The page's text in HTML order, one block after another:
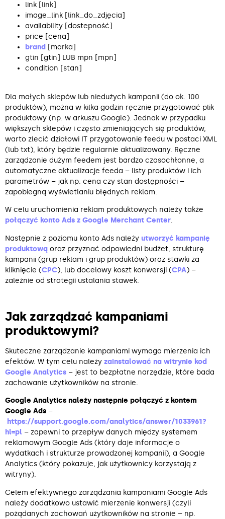
link [link]
image_link [link_do_zdjęcia]
availability [dostepność]
price [cena]
brand [marka]
gtin [gtin] LUB mpn [mpn]
condition [stan]
Dla małych sklepów lub niedużych kampanii (do ok. 100
produktów), można w kilka godzin ręcznie przygotować plik
produktowy (np. w arkuszu Google). Jednak w przypadku
większych sklepów i często zmieniających się produktów,
warto zlecić działowi IT przygotowanie feedu w postaci XML
(lub txt), który będzie regularnie aktualizowany. Ręczne
zarządzanie dużym feedem jest bardzo czasochłonne, a
automatyczne aktualizacje feeda – listy produktów i ich
parametrów – jak np. cena czy stan dostępności –
zapobiegną wyświetlaniu błędnych reklam.
W celu uruchomienia reklam produktowych należy także
połączyć konto Ads z Google Merchant Center.
Następnie z poziomu konto Ads należy utworzyć kampanię
produktową oraz przyznać odpowiedni budżet, strukturę
kampanii (grup reklam i grup produktów) oraz stawki za
kliknięcie (CPC), lub docelowy koszt konwersji (CPA) –
zależnie od strategii ustalania stawek.
Jak zarządzać kampaniami
produktowymi?
Skuteczne zarządzanie kampaniami wymaga mierzenia ich
efektów. W tym celu należy zainstalować na witrynie kod
Google Analytics – jest to bezpłatne narzędzie, które bada
zachowanie użytkowników na stronie.
Google Analytics należy następnie połączyć z kontem
Google Ads –
https://support.google.com/analytics/answer/1033961?
hl=pl – zapewni to przepływ danych między systemem
reklamowym Google Ads (który daje informacje o
wydatkach i strukturze prowadzonej kampanii), a Google
Analytics (który pokazuje, jak użytkownicy korzystają z
witryny).
Celem efektywnego zarządzania kampaniami Google Ads
należy dodatkowo ustawić mierzenie konwersji (czyli
pożądanych zachowań użytkowników na stronie – np.